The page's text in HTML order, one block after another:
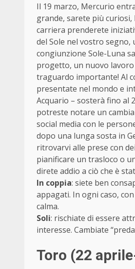
Il 19 marzo, Mercurio
grande, sarete più
carriera prenderete
del Sole nel vostro segno,
congiunzione Sole-Luna
progetto, un nuovo
traguardo importante! Al
presentate nel mondo e
Acquario – sosterà fino al
potreste notare un
social media con le
dopo una lunga sosta in
ritrovarvi alle prese con
pianificare un trasloco o
direte addio a ciò che è
In coppia: siete ben
appagati. In ogni caso,
calma.
Soli: rischiate di essere
interesse. Cambiate
Toro (22